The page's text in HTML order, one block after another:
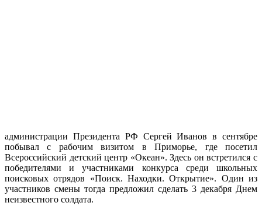
администрации Президента РФ Сергей Иванов в сентябре
побывал с рабочим визитом в Приморье, где посетил
Всероссийский детский центр «Океан». Здесь он встретился с
победителями и участниками конкурса среди школьных
поисковых отрядов «Поиск. Находки. Открытие». Один из
участников смены тогда предложил сделать 3 декабря Днем
неизвестного солдата.